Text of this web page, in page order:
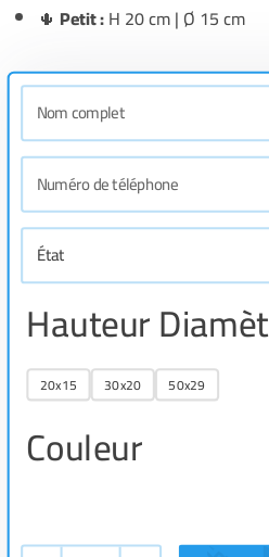
🌵 Petit :H 20 cm | Ø 15 cm
Hauteur
20x15 30x20 50x29
Couleur